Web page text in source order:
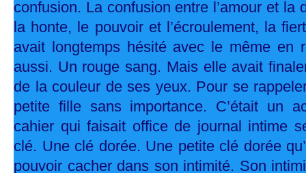
confusion. La confusion entre l’amour et la
la honte, le pouvoir et l’écroulement, la
avait longtemps hésité avec le même en
aussi. Un rouge sang. Mais elle avait
de la couleur de ses yeux. Pour se
petite fille sans importance. C’était un
cahier qui faisait office de journal intime
clé. Une clé dorée. Une petite clé dorée
pouvoir cacher dans son intimité. Son